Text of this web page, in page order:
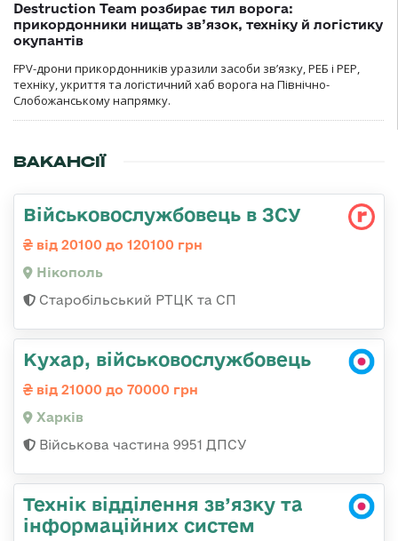
Destruction Team розбирає тил ворога:
прикордонники нищать зв’язок, техніку й логістику
окупантів
FPV-дрони прикордонників уразили засоби зв’язку, РЕБ і РЕР,
техніку, укриття та логістичний хаб ворога на Північно-
Слобожанському напрямку.
ВАКАНСІЇ
Військовослужбовець в ЗСУ
від 20100 до 120100 грн
Нікополь
Старобільський РТЦК та СП
Кухар, військовослужбовець
від 21000 до 70000 грн
Харків
Військова частина 9951 ДПСУ
Технік відділення зв’язку та
інформаційних систем